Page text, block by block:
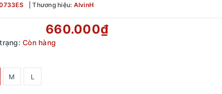
Thương hiệu: AlvinH
660.000₫
Còn hàng
M L